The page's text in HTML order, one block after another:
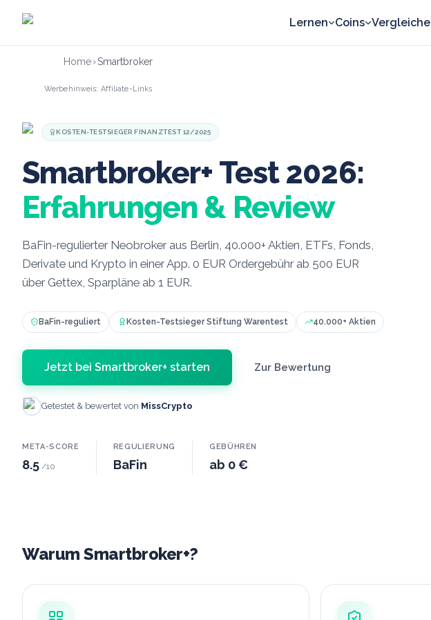
Lernen
Coins Vergleiche
Home›Smartbroker
Werbehinweis: Affiliate-Links
KOSTEN-TESTSIEGER FINANZTEST 12/2025
Smartbroker+ Test 2026:
Erfahrungen & Review
BaFin-regulierter Neobroker aus Berlin, 40.000+ Aktien, ETFs, Fonds,
Derivate und Krypto in einer App. 0 EUR Ordergebühr ab 500 EUR
über Gettex, Sparpläne ab 1 EUR.
BaFin-reguliert Kosten-Testsieger Stiftung Warentest 40.000+ Aktien
Jetzt bei Smartbroker+ starten Zur Bewertung
Getestet & bewertet von MissCrypto
META-SCORE
8.5 /10
REGULIERUNG
BaFin
GEBÜHREN
ab 0 €
Warum Smartbroker+?